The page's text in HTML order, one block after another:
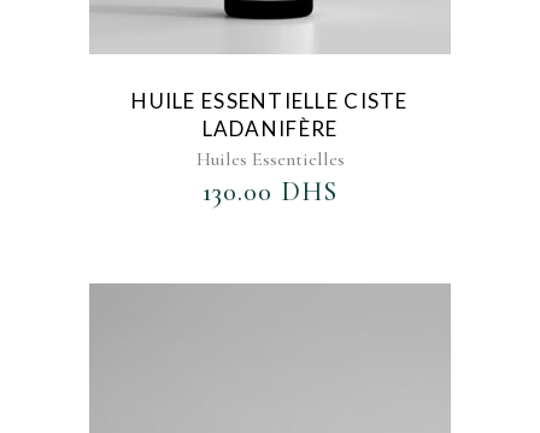
HUILE ESSENTIELLE CISTE
LADANIFÈRE
Huiles Essentielles
130.00 DHS